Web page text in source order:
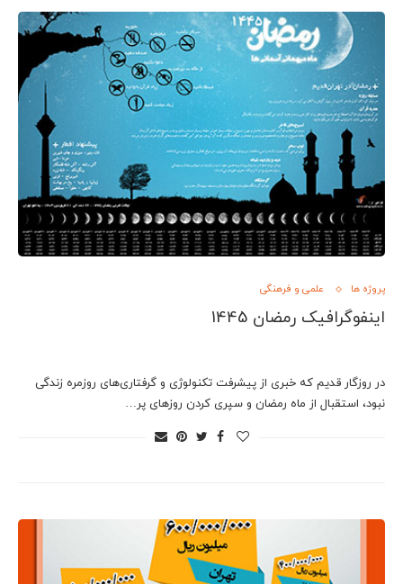
پروژه ها علمی و فرهنگی
اینفوگرافیک رمضان 1445
در روزگار قدیم که خبری از پیشرفت تکنولوژی و گرفتاری‌های روزمره زندگی
نبود، استقبال از ماه رمضان و سپری کردن روزهای پر…